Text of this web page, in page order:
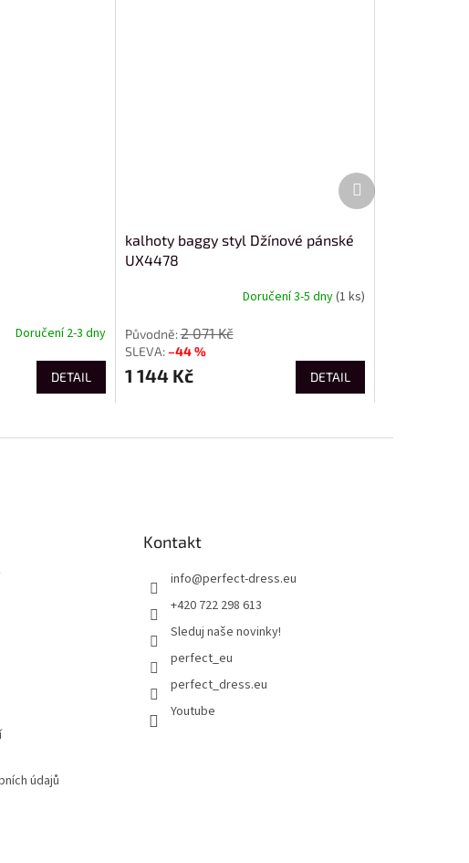
Doručení 2-3 dny
DETAIL
kalhoty baggy styl Džínové pánské
UX4478
Doručení 3-5 dny(1 ks)
2 071 Kč
–44 %
1 144 Kč DETAIL
Další
produkt
údajů
Kontakt
info@perfect-dress.eu
+420 722 298 613
Sleduj naše novinky!
perfect_eu
perfect_dress.eu
Youtube